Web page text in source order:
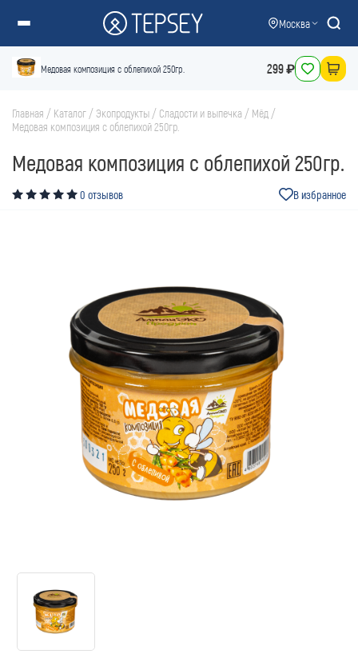
Москва
Медовая композиция с облепихой 250гр. 299 ₽
Главная / Каталог /Экопродукты / Сладости и выпечка / Мёд /
Медовая композиция с облепихой 250гр.
Медовая композиция с облепихой 250гр.
0 отзывов В избранное